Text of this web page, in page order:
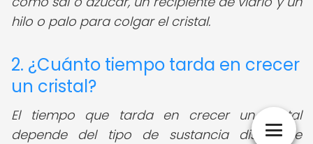
hilo o palo para colgar el cristal.
2. ¿Cuánto tiempo tarda en crecer
un cristal?
El tiempo que tarda en crecer un cristal
depende del tipo de sustancia disolvente